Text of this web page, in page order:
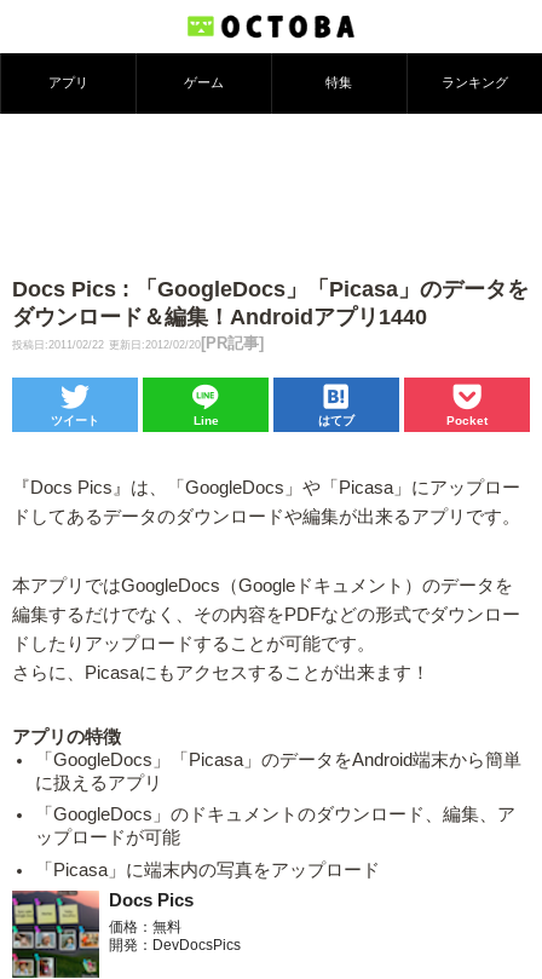
アプリ ゲーム 特集 ランキング
Docs Pics : 「GoogleDocs」「Picasa」のデータを
ダウンロード＆編集！Androidアプリ1440
投稿日:2011/02/22 更新日:2012/02/20 [PR記事]
ツイート Line はてブ Pocket
『Docs Pics』は、「GoogleDocs」や「Picasa」にアップロー
ドしてあるデータのダウンロードや編集が出来るアプリです。
本アプリではGoogleDocs（Googleドキュメント）のデータを
編集するだけでなく、その内容をPDFなどの形式でダウンロー
ドしたりアップロードすることが可能です。
さらに、Picasaにもアクセスすることが出来ます！
アプリの特徴
「GoogleDocs」「Picasa」のデータをAndroid端末から簡単
に扱えるアプリ
「GoogleDocs」のドキュメントのダウンロード、編集、ア
ップロードが可能
「Picasa」に端末内の写真をアップロード
Docs Pics
価格：無料
開発：DevDocsPics